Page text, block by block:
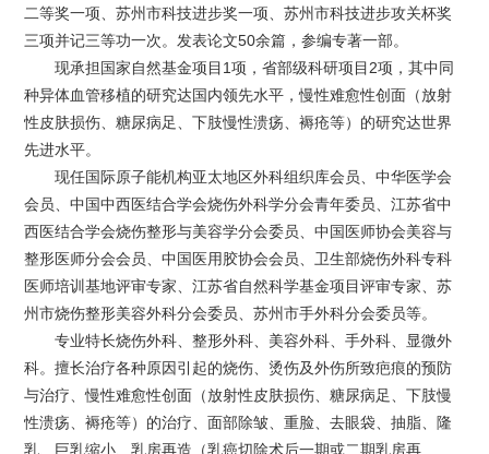
二等奖一项、苏州市科技进步奖一项、苏州市科技进步攻关杯奖
三项并记三等功一次。发表论文50余篇，参编专著一部。
现承担国家自然基金项目1项，省部级科研项目2项，其中同
种异体血管移植的研究达国内领先水平，慢性难愈性创面（放射
性皮肤损伤、糖尿病足、下肢慢性溃疡、褥疮等）的研究达世界
先进水平。
现任国际原子能机构亚太地区外科组织库会员、中华医学会
会员、中国中西医结合学会烧伤外科学分会青年委员、江苏省中
西医结合学会烧伤整形与美容学分会委员、中国医师协会美容与
整形医师分会会员、中国医用胶协会会员、卫生部烧伤外科专科
医师培训基地评审专家、江苏省自然科学基金项目评审专家、苏
州市烧伤整形美容外科分会委员、苏州市手外科分会委员等。
专业特长烧伤外科、整形外科、美容外科、手外科、显微外
科。擅长治疗各种原因引起的烧伤、烫伤及外伤所致疤痕的预防
与治疗、慢性难愈性创面（放射性皮肤损伤、糖尿病足、下肢慢
性溃疡、褥疮等）的治疗、面部除皱、重脸、去眼袋、抽脂、隆
乳、巨乳缩小、乳房再造（乳癌切除术后一期或二期乳房再